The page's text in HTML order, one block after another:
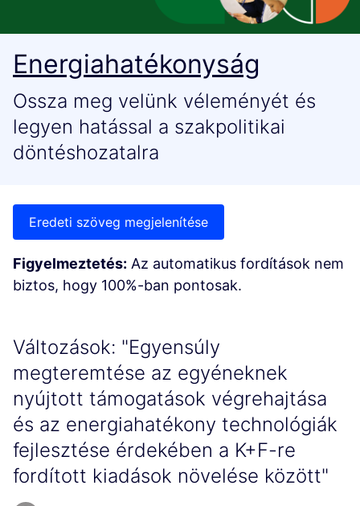
Energiahatékonyság
Ossza meg velünk véleményét és
legyen hatással a szakpolitikai
döntéshozatalra
Eredeti szöveg megjelenítése
Figyelmeztetés: Az automatikus fordítások nem
biztos, hogy 100%-ban pontosak.
Változások: "Egyensúly
megteremtése az egyéneknek
nyújtott támogatások végrehajtása
és az energiahatékony technológiák
fejlesztése érdekében a K+F-re
fordított kiadások növelése között"